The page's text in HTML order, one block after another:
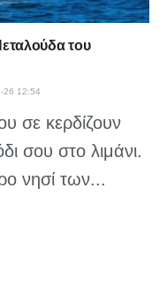
του
26 12:54
σε κερδίζουν
σου στο λιμάνι.
νησί των...